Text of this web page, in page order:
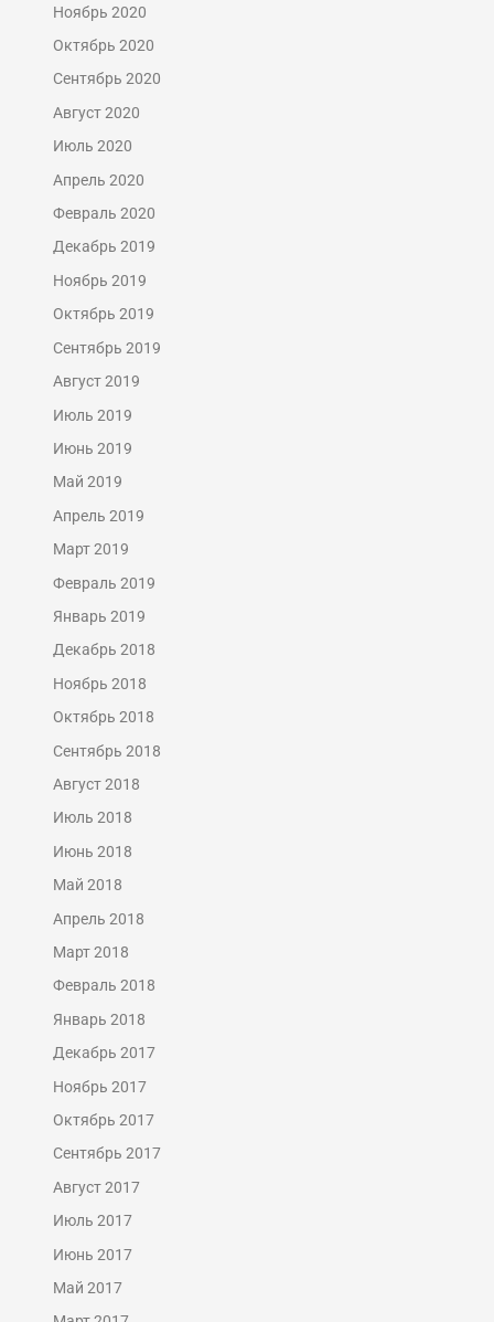
Ноябрь 2020
Октябрь 2020
Сентябрь 2020
Август 2020
Июль 2020
Апрель 2020
Февраль 2020
Декабрь 2019
Ноябрь 2019
Октябрь 2019
Сентябрь 2019
Август 2019
Июль 2019
Июнь 2019
Май 2019
Апрель 2019
Март 2019
Февраль 2019
Январь 2019
Декабрь 2018
Ноябрь 2018
Октябрь 2018
Сентябрь 2018
Август 2018
Июль 2018
Июнь 2018
Май 2018
Апрель 2018
Март 2018
Февраль 2018
Январь 2018
Декабрь 2017
Ноябрь 2017
Октябрь 2017
Сентябрь 2017
Август 2017
Июль 2017
Июнь 2017
Май 2017